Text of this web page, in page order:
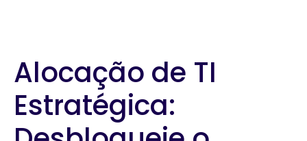
Alocação de TI
Estratégica: